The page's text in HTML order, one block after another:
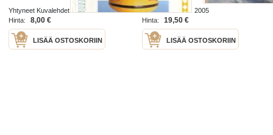
Yhtyneet Kuvalehdet 1994
Hinta:
8,00 €
LISÄÄ OSTOSKORIIN
Koala-Kustannus 2005
Hinta:
19,50 €
LISÄÄ OSTOSKORIIN